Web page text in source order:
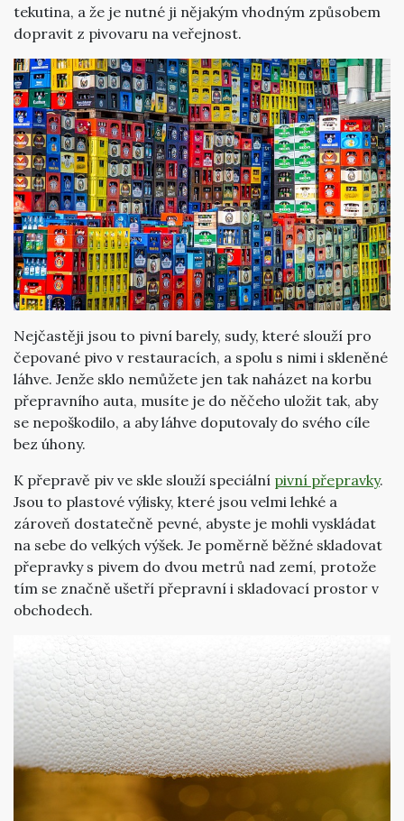
tekutina, a že je nutné ji nějakým vhodným způsobem
dopravit z pivovaru na veřejnost.
Nejčastěji jsou to pivní barely, sudy, které slouží pro
čepované pivo v restauracích, a spolu s nimi i skleněné
láhve. Jenže sklo nemůžete jen tak naházet na korbu
přepravního auta, musíte je do něčeho uložit tak, aby
se nepoškodilo, a aby láhve doputovaly do svého cíle
bez úhony.
K přepravě piv ve skle slouží speciální pivní přepravky.
Jsou to plastové výlisky, které jsou velmi lehké a
zároveň dostatečně pevné, abyste je mohli vyskládat
na sebe do velkých výšek. Je poměrně běžné skladovat
přepravky s pivem do dvou metrů nad zemí, protože
tím se značně ušetří přepravní i skladovací prostor v
obchodech.